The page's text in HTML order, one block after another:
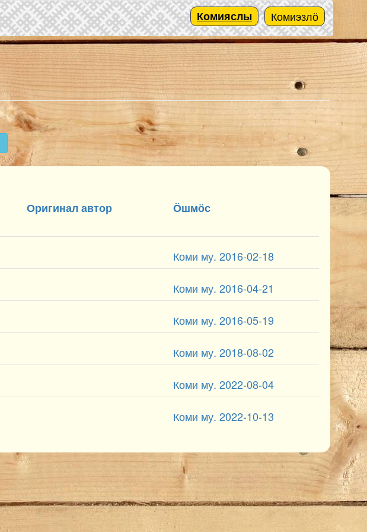
Комиэзлӧ
Комияслы
Оригинал автор Ӧшмӧс
Коми му. 2016-02-18
Коми му. 2016-04-21
Коми му. 2016-05-19
Коми му. 2018-08-02
Коми му. 2022-08-04
Коми му. 2022-10-13